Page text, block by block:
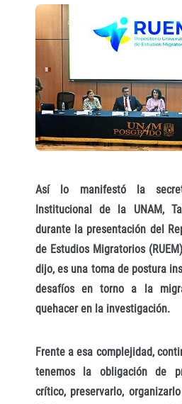
Así lo manifestó la
Institucional de la UNAM,
durante la presentación del
de Estudios Migratorios
dijo, es una toma de postura
desafíos en torno a la
quehacer en la investigación.
Frente a esa complejidad,
tenemos la obligación de
crítico, preservarlo,